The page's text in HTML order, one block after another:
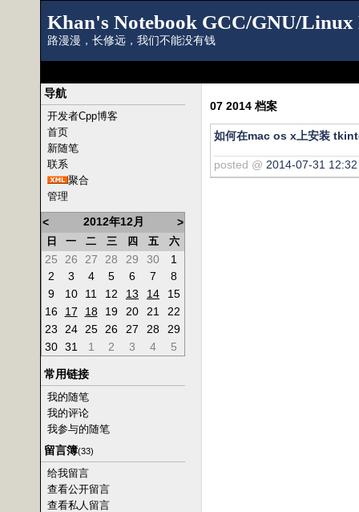
Khan's Notebook GCC/GNU/
路漫漫，长修远，我们不能没有钱
导航
开发者Cpp博客
首页
新随笔
联系
聚合
管理
< 2012年12月 >
日 一 二 三 四 五 六
25 26 27 28 29 30
1
2
3 4 5 6 7
8
9
10 11 12 13 14
15
16
17 18 19 20 21
22
23
24 25 26 27 28
29
30 31 1 2 3 4 5
常用链接
我的随笔
我的评论
我参与的随笔
留言簿(33)
给我留言
查看公开留言
查看私人留言
07 2014 档案
如何在mac os x上安装
posted @ 2014-07-31 12:32